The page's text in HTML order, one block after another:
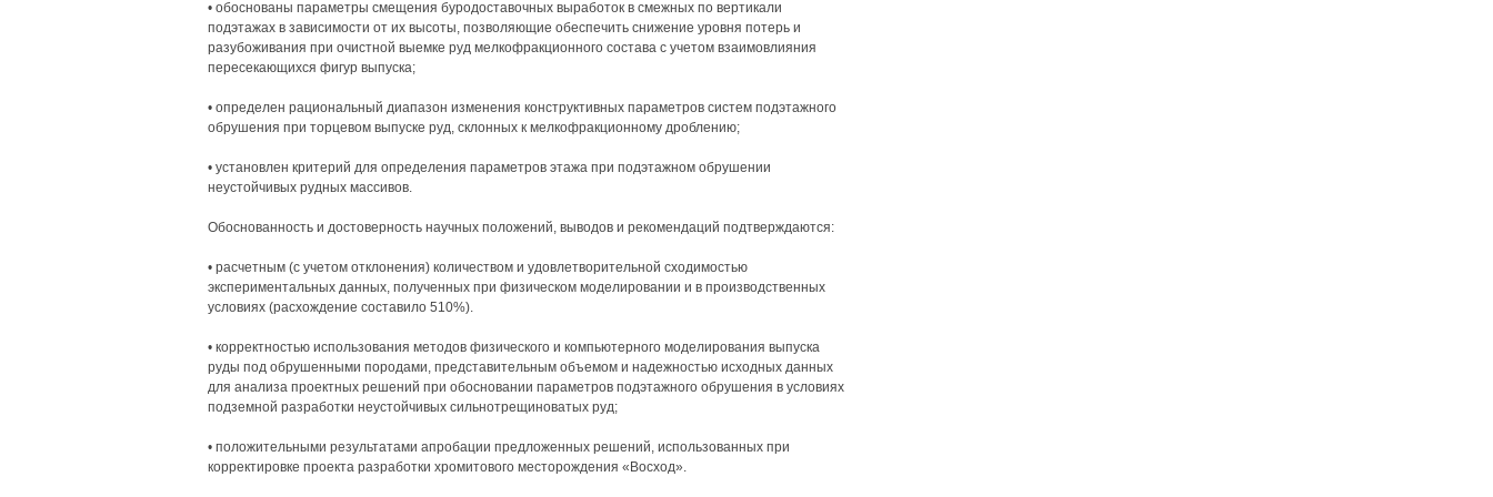
• обоснованы параметры смещения буродоставочных выработок в смежных по вертикали
подэтажах в зависимости от их высоты, позволяющие обеспечить снижение уровня потерь и
разубоживания при очистной выемке руд мелкофракционного состава с учетом взаимовлияния
пересекающихся фигур выпуска;
• определен рациональный диапазон изменения конструктивных параметров систем подэтажного
обрушения при торцевом выпуске руд, склонных к мелкофракционному дроблению;
• установлен критерий для определения параметров этажа при подэтажном обрушении
неустойчивых рудных массивов.
Обоснованность и достоверность научных положений, выводов и рекомендаций подтверждаются:
• расчетным (с учетом отклонения) количеством и удовлетворительной сходимостью
экспериментальных данных, полученных при физическом моделировании и в производственных
условиях (расхождение составило 510%).
• корректностью использования методов физического и компьютерного моделирования выпуска
руды под обрушенными породами, представительным объемом и надежностью исходных данных
для анализа проектных решений при обосновании параметров подэтажного обрушения в условиях
подземной разработки неустойчивых сильнотрещиноватых руд;
• положительными результатами апробации предложенных решений, использованных при
корректировке проекта разработки хромитового месторождения «Восход».